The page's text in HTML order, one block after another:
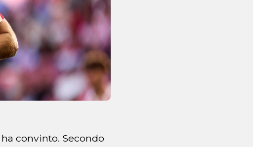
convinto. Secondo